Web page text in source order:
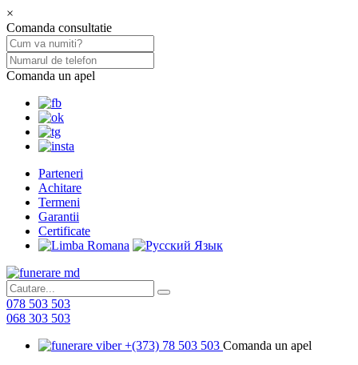
×
Comanda consultatie
Comanda un apel
Parteneri
Achitare
Termeni
Garantii
Certificate
078 503 503
068 303 503
+(373) 78 503 503 Comanda un apel